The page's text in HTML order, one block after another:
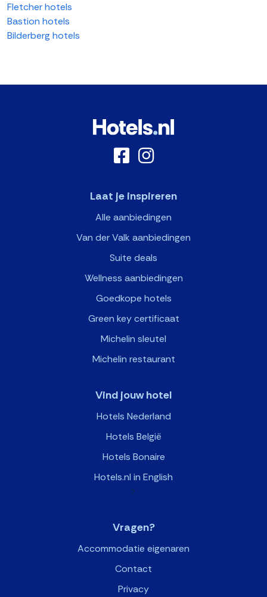
Fletcher hotels
Bastion hotels
Bilderberg hotels
Laat je inspireren
Alle aanbiedingen
Van der Valk aanbiedingen
Suite deals
Wellness aanbiedingen
Goedkope hotels
Green key certificaat
Michelin sleutel
Michelin restaurant
Vind jouw hotel
Hotels Nederland
Hotels België
Hotels Bonaire
Hotels.nl in English
>
Vragen?
Accommodatie eigenaren
Contact
Privacy